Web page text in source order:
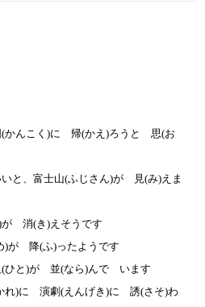
(かんこく)に 帰(かえ)ろうと 思(お
と、富士山(ふじさん)が 見(み)えま
が 消(き)えそうです
)が 降(ふ)ったようです
(ひと)が 並(なら)んで います
れ)に 演劇(えんげき)に 誘(さそ)わ